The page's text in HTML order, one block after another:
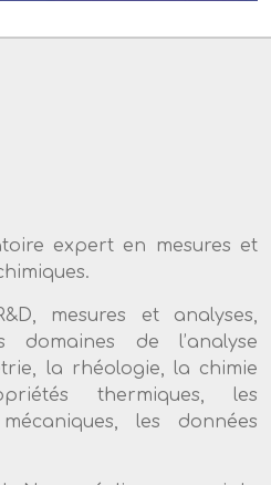
expert en mesures et
mesures et analyses,
domaines de l’analyse
la rhéologie, la chimie
thermiques, les
les données